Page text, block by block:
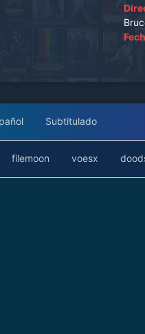
Subtitulado
filemoon voesx